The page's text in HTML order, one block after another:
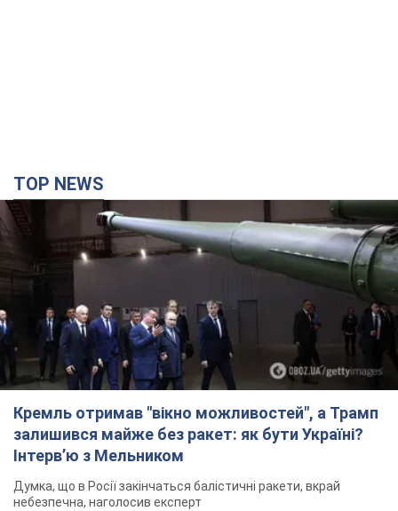
TOP NEWS
Кремль отримав "вікно можливостей", а Трамп
залишився майже без ракет: як бути Україні?
Інтерв’ю з Мельником
Думка, що в Росії закінчаться балістичні ракети, вкрай
небезпечна, наголосив експерт